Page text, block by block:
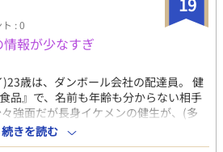
度となく奪い去り踏みにじって来た男
らも、真は杏とのデートを楽しんだ。
、夜景の美しいホテル。 そこで初
やく正真正銘の恋人になった。 それ
を狙う詩央や、疫病神・遠田が付きま
: 0
報が少なすぎ
歳は、ダンボール会社の配達員。 健
品』で、名前も年齢も分からない相手
強面だが長身イケメンの健生が、(多
ウジ悩んだり、いきなり大胆になった
くお話です。
続きを読む